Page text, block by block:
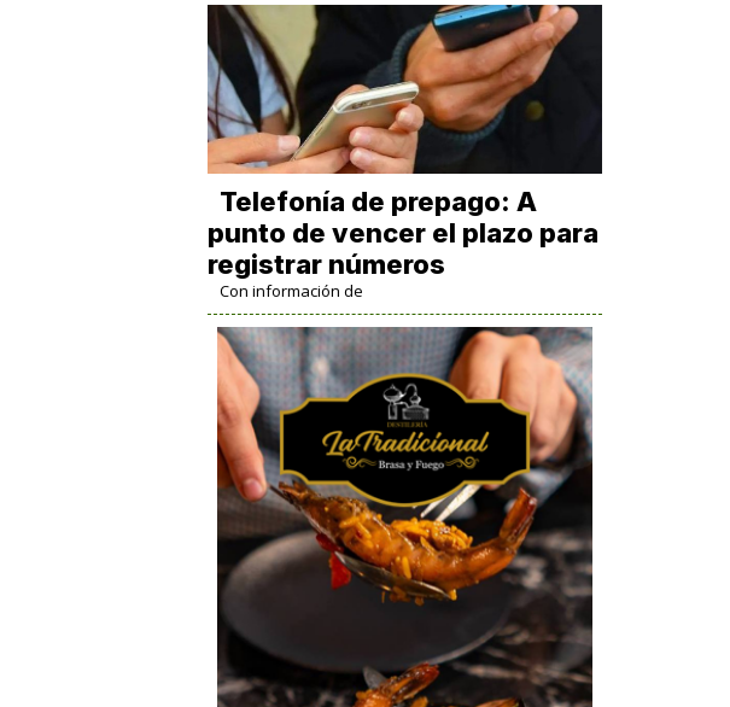
Telefonía de prepago: A
punto de vencer el plazo para
registrar números
Con información de